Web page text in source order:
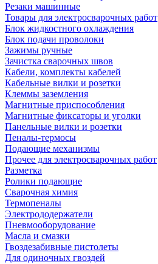
Резаки машинные
Товары для электросварочных работ
Блок жидкостного охлаждения
Блок подачи проволоки
Зажимы ручные
Зачистка сварочных швов
Кабели, комплекты кабелей
Кабельные вилки и розетки
Клеммы заземления
Магнитные приспособления
Магнитные фиксаторы и уголки
Панельные вилки и розетки
Пеналы-термосы
Подающие механизмы
Прочее для электросварочных работ
Разметка
Ролики подающие
Сварочная химия
Термопеналы
Электрододержатели
Пневмооборудование
Масла и смазки
Гвоздезабивные пистолеты
Для одиночных гвоздей